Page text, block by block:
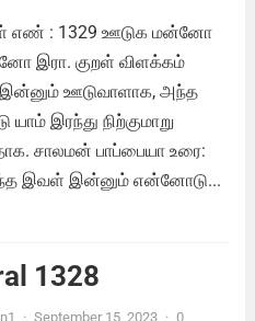
எண் : 1329 ஊடுக மன்னோ
இரா. குறள் விளக்கம்
இன்னும் ஊடுவாளாக, அந்த
இரந்து நிற்குமாறு
சாலமன் பாப்பையா உரை:
இவள் இன்னும் என்னோடு...
1328
· September 15, 2023 · 0